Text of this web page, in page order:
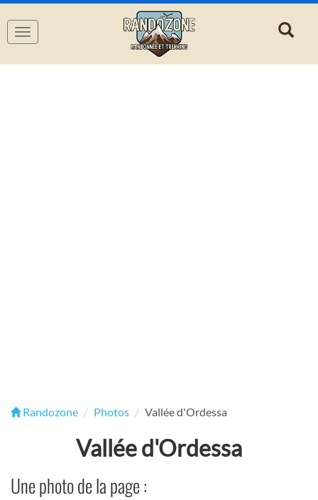
Navigation
Randozone Photos Vallée d'Ordessa
Vallée d'Ordessa
Une photo de la page :